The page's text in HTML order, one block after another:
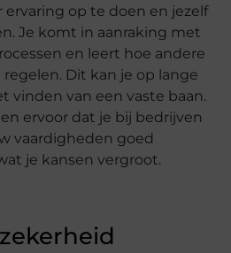
op te doen en jezelf
Je komt in aanraking met
en leert hoe andere
Dit kan je op lange
vinden van een vaste baan.
ervoor dat je bij bedrijven
vaardigheden goed
je kansen vergroot.